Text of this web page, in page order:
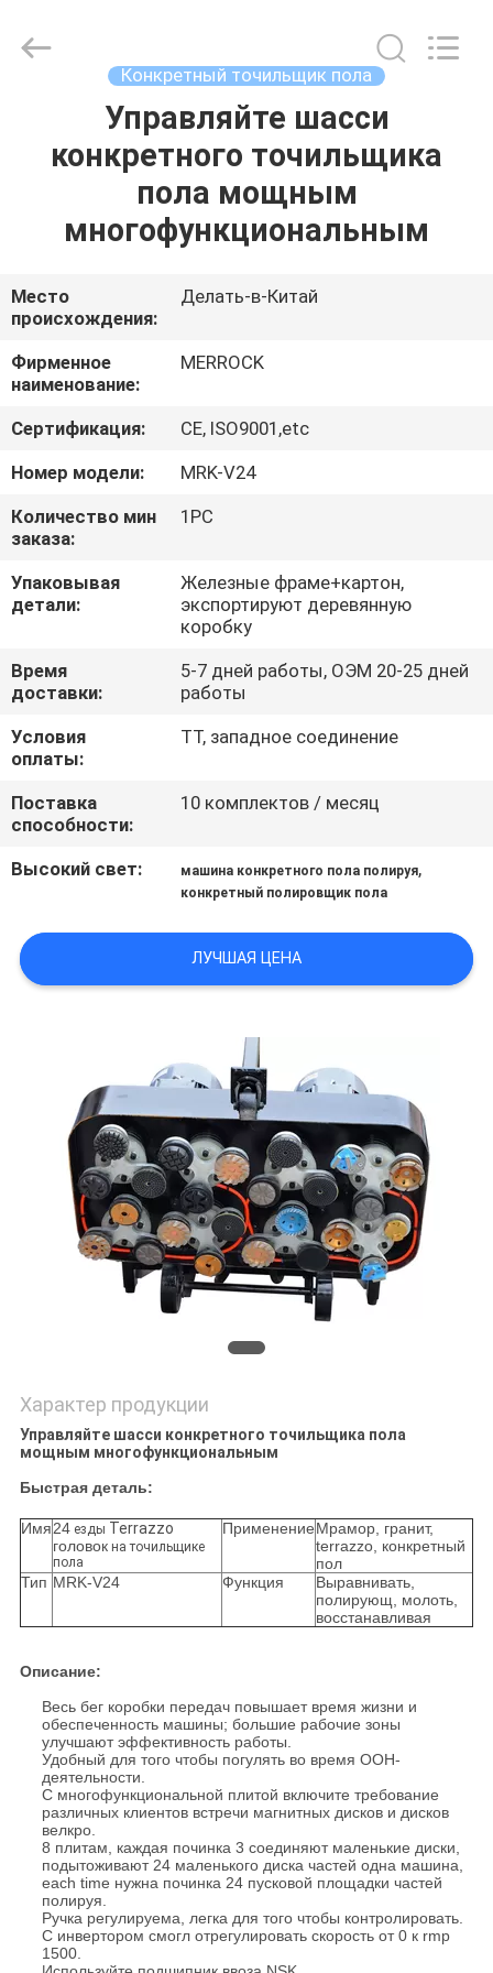
ПРОДУКТЫ
НАС
ПУТЕШЕСТВИЕ
ФАБРИКИ
ПРОВЕРКА
КАЧЕСТВА
СВЯЖИТЕСЬ
МЫ
НОВОСТИ
КАРТА
САЙТА
PRIVACY
Industry
Co.,Ltd.
Конкретный точильщик пола
Управляйте шасси
конкретного точильщика
пола мощным
многофункциональным
Место
происхождения:
Делать-в-Китай
Фирменное
наименование:
MERROCK
Сертификация:
CE, ISO9001,etc
Номер модели:
MRK-V24
Количество мин
заказа:
1PC
Упаковывая
детали:
Железные фраме+картон,
экспортируют деревянную
коробку
Время
доставки:
5-7 дней работы, ОЭМ 20-25 дней
работы
Условия
оплаты:
ТТ, западное соединение
Поставка
способности:
10 комплектов / месяц
Высокий свет: машина конкретного пола полируя,
конкретный полировщик пола
ЛУЧШАЯ ЦЕНА
Характер продукции
Управляйте шасси конкретного точильщика пола
мощным многофункциональным
Быстрая деталь:
Имя24езды Terrazzo
головокна точильщике
пола
ПрименениеМрамор, гранит,
terrazzo, конкретный
пол
Тип MRK-V24 Функция
Выравнивать,
полирующ, молоть,
восстанавливая
Описание:
Весь бег коробки передач повышает время жизни и
обеспеченность машины; большие рабочие зоны
улучшают эффективность работы.
Удобный для того чтобы погулять во время ООН-
деятельности.
С многофункциональной плитой включите требование
различных клиентов встречи магнитных дисков и дисков
велкро.
8 плитам, каждая починка 3 соединяют маленькие диски,
подытоживают 24 маленького диска частей одна машина,
each time нужна починка 24 пусковой площадки частей
полируя.
Ручка регулируема, легка для того чтобы контролировать.
С инвертором смогл отрегулировать скорость от 0 к rmp
1500.